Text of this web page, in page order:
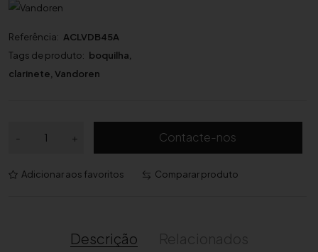
Referência: ACLVDB45A
Tags de produto: boquilha
clarinete Vandoren
-
n
+ Contacte-nos
Adicionar aos favoritos Comparar produto
Descrição